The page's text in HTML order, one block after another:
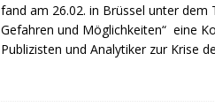
fand am 26.02. in Brüssel unter dem
Gefahren und Möglichkeiten“ eine
Publizisten und Analytiker zur Krise